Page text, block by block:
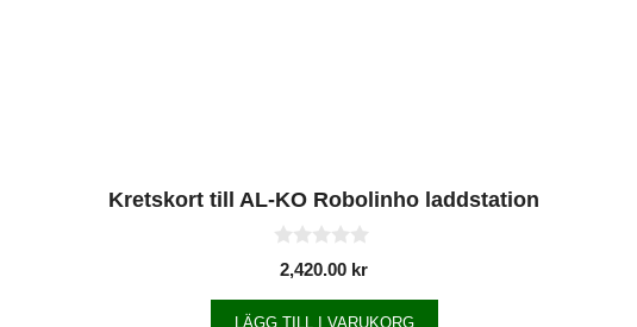
Kretskort till AL-KO Robolinho laddstation
0
a
v
5
2,420.00 kr
LÄGG TILL I VARUKORG